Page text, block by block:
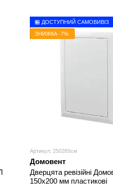
🏪 ДОСТУПНИЙ САМОВИВІЗ
ЗНИЖКА -7%
Артикул: 250265см
Домовент
Дверцята ревізійні
150х200 мм пластикові